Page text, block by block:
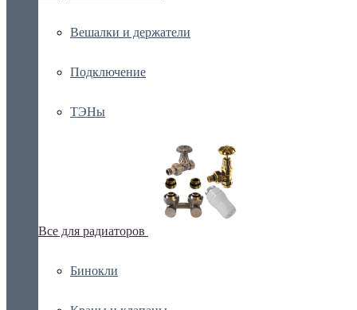
Вешалки и держатели
Подключение
ТЭНы
Все для радиаторов
Бинокли